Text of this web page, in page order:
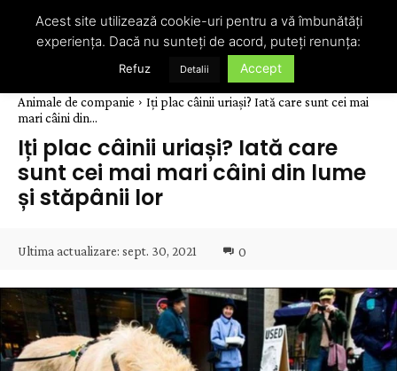
Animale de companie
Iți plac câinii uriași? Iată care sunt cei mai
mari câini din...
Iți plac câinii uriași? Iată care
sunt cei mai mari câini din lume
și stăpânii lor
Ultima actualizare: sept. 30, 2021 0
Acest site utilizează cookie-uri pentru a vă îmbunătăți
experiența. Dacă nu sunteți de acord, puteți renunța:
Refuz Detalii Accept